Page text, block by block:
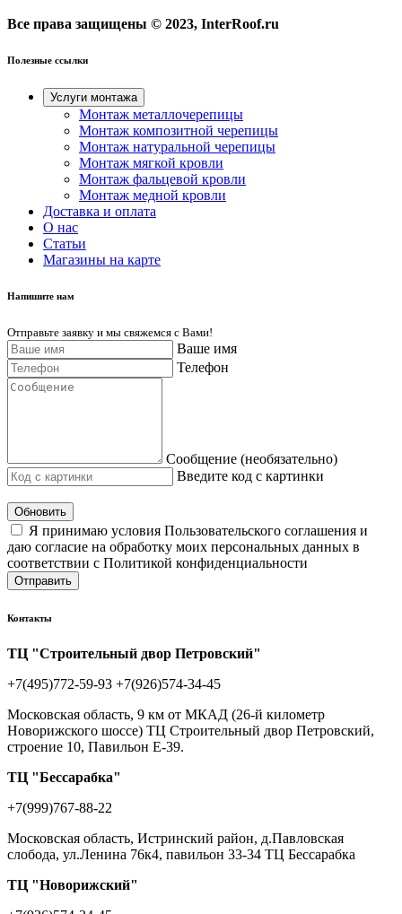
Все права защищены © 2023, InterRoof.ru
Полезные ссылки
Услуги монтажа
Монтаж металлочерепицы
Монтаж композитной черепицы
Монтаж натуральной черепицы
Монтаж мягкой кровли
Монтаж фальцевой кровли
Монтаж медной кровли
Доставка и оплата
О нас
Cтатьи
Магазины на карте
Напишите нам
Отправьте заявку и мы свяжемся с Вами!
Ваше имя
Телефон
Сообщение (необязательно)
Введите код с картинки
Обновить
Я принимаю условия Пользовательского соглашения и
даю согласие на обработку моих персональных данных в
соответствии с Политикой конфиденциальности
Отправить
Контакты
ТЦ "Строительный двор Петровский"
+7(495)772-59-93 +7(926)574-34-45
Московская область, 9 км от МКАД (26-й километр
Новорижского шоссе) ТЦ Строительный двор Петровский,
строение 10, Павильон Е-39.
ТЦ "Бессарабка"
+7(999)767-88-22
Московская область, Истринский район, д.Павловская
слобода, ул.Ленина 76к4, павильон 33-34 ТЦ Бессарабка
ТЦ "Новорижский"